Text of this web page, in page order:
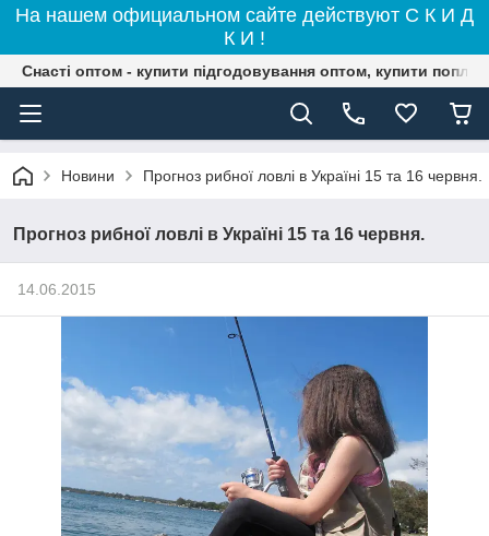
На нашем официальном сайте действуют С К И Д
К И !
Снасті оптом - купити підгодовування оптом, купити
Новини Прогноз рибної ловлі в Україні 15 та 16 червня.
Прогноз рибної ловлі в Україні 15 та 16 червня.
14.06.2015